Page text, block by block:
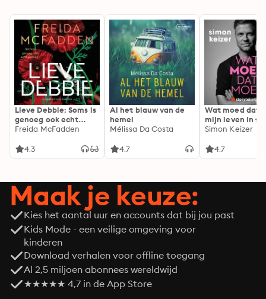
Lieve Debbie: Soms is
genoeg ook echt
genoeg...
Freida McFadden
4.3
Al het blauw van de
hemel
Mélissa Da Costa
4.7
Wat moed dat
mijn leven in
Simon Keizer
4.7
Maak je keuze:
Kies het aantal uur en accounts dat bij jou past
Kids Mode - een veilige omgeving voor
kinderen
Download verhalen voor offline toegang
Al 2,5 miljoen abonnees wereldwijd
★★★★★ 4,7 in de App Store